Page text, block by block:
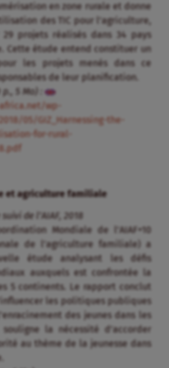
en zone rurale et donne
des TIC pour l’agriculture,
projets réalisés dans 34 pays
Cette étude entend constituer un
les projets menés dans ce
de leur planification.
5 Mo) :
wp-
05/GIZ_Harnessing-the-
for-rural-
et agriculture familiale
de l’AIAF, 2018
Mondiale de l’AIAF+10
de l’agriculture familiale) a
étude analysant les défis
auxquels est confrontée la
5 continents. Le rapport conclut
les politiques publiques
des jeunes dans les
la nécessité d’accorder
au thème de la jeunesse dans